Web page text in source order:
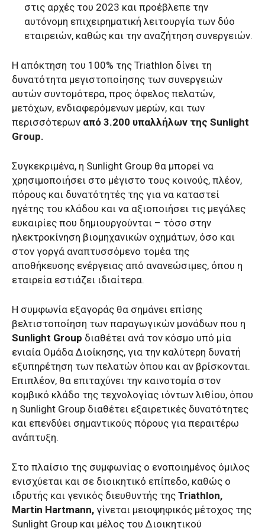
στις αρχές του 2023 και προέβλεπε την
αυτόνομη επιχειρηματική λειτουργία των δύο
εταιρειών, καθώς και την αναζήτηση συνεργειών.
H απόκτηση του 100% της Triathlon δίνει τη
δυνατότητα μεγιστοποίησης των συνεργειών
αυτών συντομότερα, προς όφελος πελατών,
μετόχων, ενδιαφερόμενων μερών, και των
περισσότερων από 3.200 υπαλλήλων της Sunlight
Group.
Συγκεκριμένα, η Sunlight Group θα μπορεί να
χρησιμοποιήσει στο μέγιστο τους κοινούς, πλέον,
πόρους και δυνατότητές της για να καταστεί
ηγέτης του κλάδου και να αξιοποιήσει τις μεγάλες
ευκαιρίες που δημιουργούνται – τόσο στην
ηλεκτροκίνηση βιομηχανικών οχημάτων, όσο και
στον γοργά αναπτυσσόμενο τομέα της
αποθήκευσης ενέργειας από ανανεώσιμες, όπου η
εταιρεία εστιάζει ιδιαίτερα.
Η συμφωνία εξαγοράς θα σημάνει επίσης
βελτιστοποίηση των παραγωγικών μονάδων που η
Sunlight Group διαθέτει ανά τον κόσμο υπό μία
ενιαία Ομάδα Διοίκησης, για την καλύτερη δυνατή
εξυπηρέτηση των πελατών όπου και αν βρίσκονται.
Επιπλέον, θα επιταχύνει την καινοτομία στον
κομβικό κλάδο της τεχνολογίας ιόντων λιθίου, όπου
η Sunlight Group διαθέτει εξαιρετικές δυνατότητες
και επενδύει σημαντικούς πόρους για περαιτέρω
ανάπτυξη.
Στο πλαίσιο της συμφωνίας ο ενοποιημένος όμιλος
ενισχύεται και σε διοικητικό επίπεδο, καθώς ο
ιδρυτής και γενικός διευθυντής της Triathlon,
Martin Hartmann, γίνεται μειοψηφικός μέτοχος της
Sunlight Group και μέλος του Διοικητικού